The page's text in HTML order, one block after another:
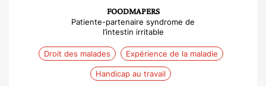
FOODMAPERS
Patiente-partenaire syndrome de
l’intestin irritable
Droit des malades Expérience de la maladie
Handicap au travail